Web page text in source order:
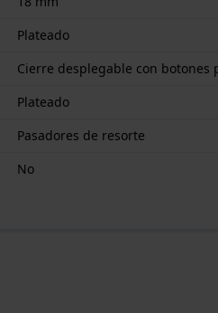
Plateado
Cierre desplegable con botones
Plateado
Pasadores de resorte
No